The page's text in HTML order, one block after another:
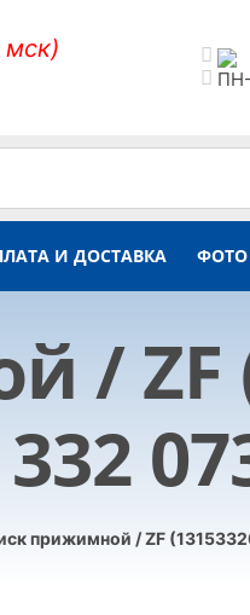
мск)
И ДОСТАВКА ФОТО
ZF
прижимной / ZF